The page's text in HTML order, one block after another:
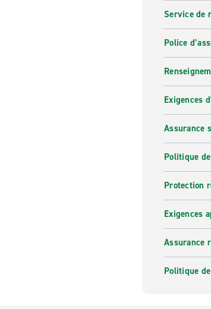
Service de
Police
Exigences
Assurance
Politique
Protection
Exigences
Assurance
Politique